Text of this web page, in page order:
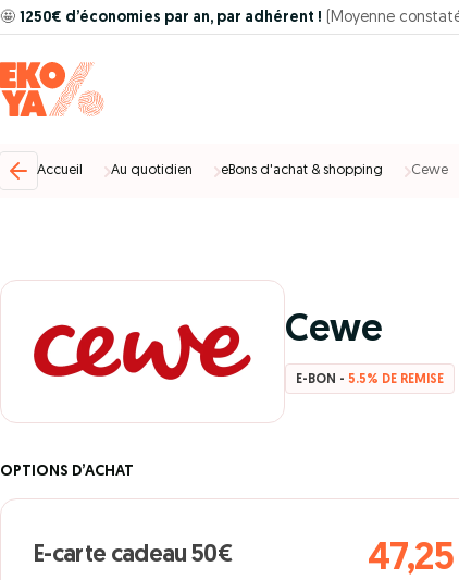
🤩 1250€ d’économies par an, par adhérent ! (Moyenne
Accueil Au quotidien eBons d'achat & shopping Cewe
Cewe
E-BON - 5.5% DE REMISE
OPTIONS D’ACHAT
E-carte cadeau 50€